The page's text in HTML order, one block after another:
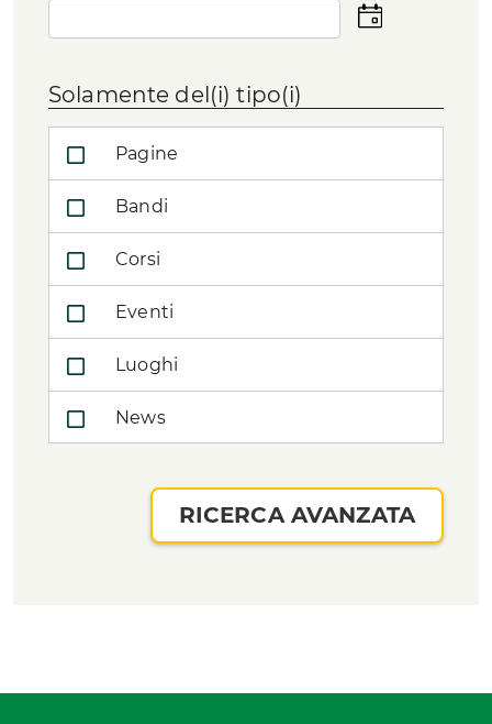
Seleziona
la
Solamente del(i) tipo(i)
Pagine
Bandi
Corsi
Eventi
Luoghi
News
RICERCA AVANZATA